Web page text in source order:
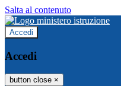
Salta al contenuto
Accedi
Accedi
button close ×